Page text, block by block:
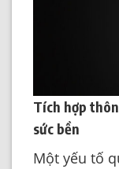
Tích hợp
sức bền
Một yếu tố